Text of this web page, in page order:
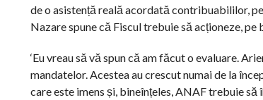
de o asistență reală acordată contribuabililor,
Nazare spune că Fiscul trebuie să acționeze,
‘Eu vreau să vă spun că am făcut o evaluare.
mandatelor. Acestea au crescut numai de la
care este imens și, bineînțeles, ANAF trebuie